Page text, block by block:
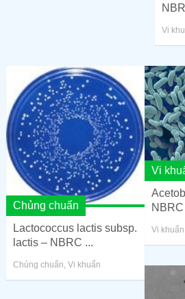
Vi
Chủng chuẩn
Lactococcus lactis subsp.
lactis – NBRC ...
Chủng chuẩn, Vi khuẩn
Vi
Vi khuẩn